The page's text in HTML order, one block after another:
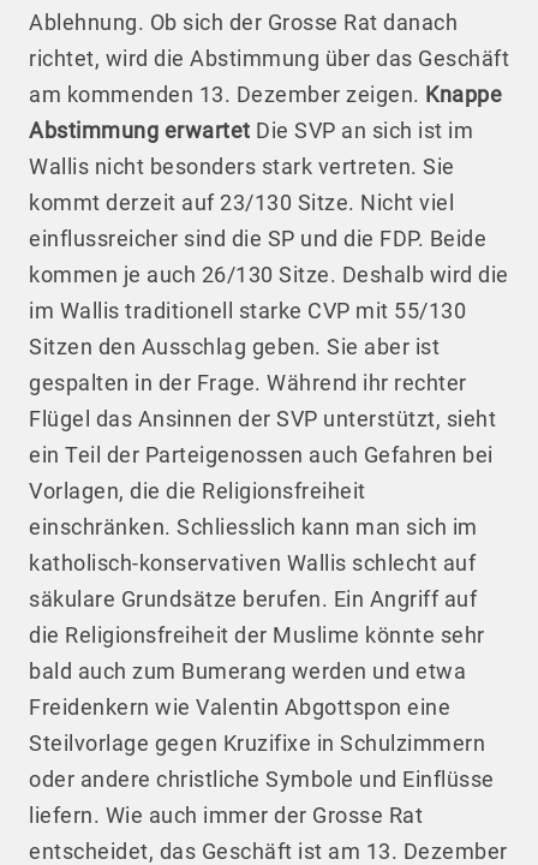
Ablehnung. Ob sich der Grosse Rat danach
richtet, wird die Abstimmung über das Geschäft
am kommenden 13. Dezember zeigen. Knappe
Abstimmung erwartet Die SVP an sich ist im
Wallis nicht besonders stark vertreten. Sie
kommt derzeit auf 23/130 Sitze. Nicht viel
einflussreicher sind die SP und die FDP. Beide
kommen je auch 26/130 Sitze. Deshalb wird die
im Wallis traditionell starke CVP mit 55/130
Sitzen den Ausschlag geben. Sie aber ist
gespalten in der Frage. Während ihr rechter
Flügel das Ansinnen der SVP unterstützt, sieht
ein Teil der Parteigenossen auch Gefahren bei
Vorlagen, die die Religionsfreiheit
einschränken. Schliesslich kann man sich im
katholisch-konservativen Wallis schlecht auf
säkulare Grundsätze berufen. Ein Angriff auf
die Religionsfreiheit der Muslime könnte sehr
bald auch zum Bumerang werden und etwa
Freidenkern wie Valentin Abgottspon eine
Steilvorlage gegen Kruzifixe in Schulzimmern
oder andere christliche Symbole und Einflüsse
liefern. Wie auch immer der Grosse Rat
entscheidet, das Geschäft ist am 13. Dezember